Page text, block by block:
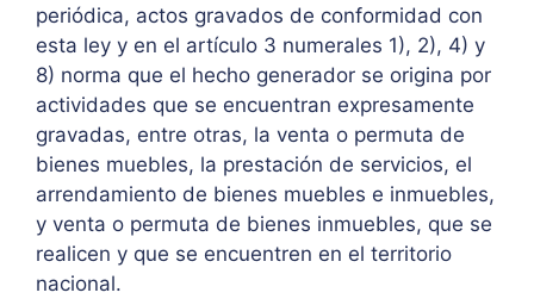
periódica, actos gravados de conformidad con
esta ley y en el artículo 3 numerales 1), 2), 4) y
8) norma que el hecho generador se origina por
actividades que se encuentran expresamente
gravadas, entre otras, la venta o permuta de
bienes muebles, la prestación de servicios, el
arrendamiento de bienes muebles e inmuebles,
y venta o permuta de bienes inmuebles, que se
realicen y que se encuentren en el territorio
nacional.